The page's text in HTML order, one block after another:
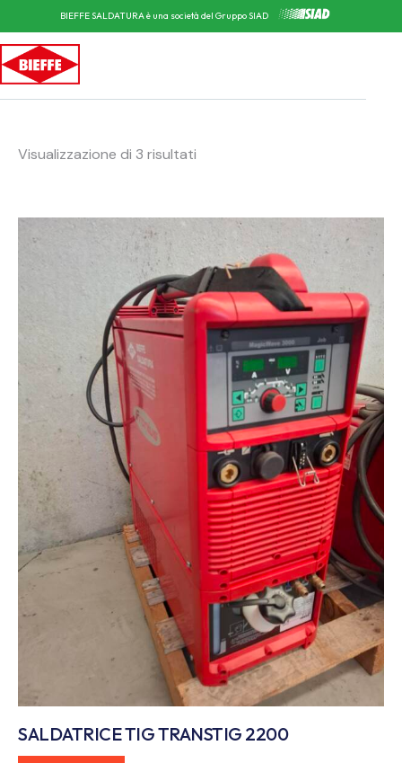
BIEFFE SALDATURA è una società del Gruppo SIAD
Visualizzazione di 3 risultati
SALDATRICE TIG TRANSTIG 2200